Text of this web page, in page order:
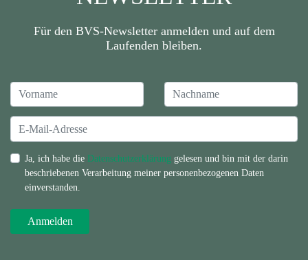
Für den BVS-Newsletter anmelden und auf dem
Laufenden bleiben.
Ja, ich habe die Datenschutzerklärung gelesen und bin mit der darin
beschriebenen Verarbeitung meiner personenbezogenen Daten
einverstanden.